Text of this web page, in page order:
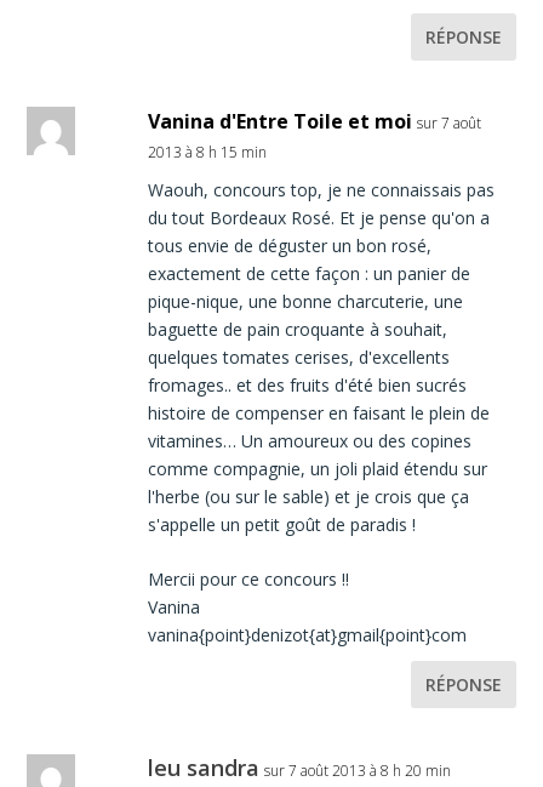
RÉPONSE
Vanina d'Entre Toile et moi sur 7 août
2013 à 8 h 15 min
Waouh, concours top, je ne connaissais pas
du tout Bordeaux Rosé. Et je pense qu'on a
tous envie de déguster un bon rosé,
exactement de cette façon : un panier de
pique-nique, une bonne charcuterie, une
baguette de pain croquante à souhait,
quelques tomates cerises, d'excellents
fromages.. et des fruits d'été bien sucrés
histoire de compenser en faisant le plein de
vitamines… Un amoureux ou des copines
comme compagnie, un joli plaid étendu sur
l'herbe (ou sur le sable) et je crois que ça
s'appelle un petit goût de paradis !
Mercii pour ce concours !!
Vanina
vanina{point}denizot{at}gmail{point}com
RÉPONSE
leu sandra sur 7 août 2013 à 8 h 20 min